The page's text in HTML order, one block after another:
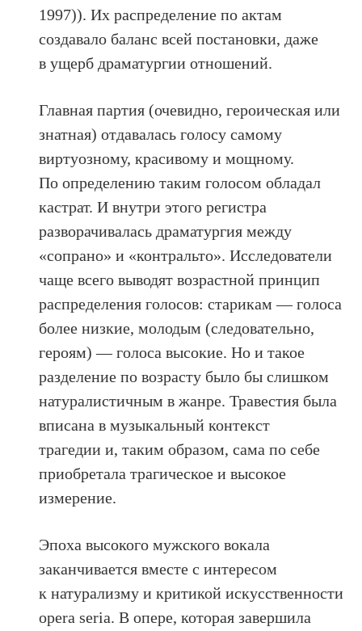
1997)). Их распределение по актам
создавало баланс всей постановки, даже
в ущерб драматургии отношений.
Главная партия (очевидно, героическая или
знатная) отдавалась голосу самому
виртуозному, красивому и мощному.
По определению таким голосом обладал
кастрат. И внутри этого регистра
разворачивалась драматургия между
«сопрано» и «контральто». Исследователи
чаще всего выводят возрастной принцип
распределения голосов: старикам — голоса
более низкие, молодым (следовательно,
героям) — голоса высокие. Но и такое
разделение по возрасту было бы слишком
натуралистичным в жанре. Травестия была
вписана в музыкальный контекст
трагедии и, таким образом, сама по себе
приобретала трагическое и высокое
измерение.
Эпоха высокого мужского вокала
заканчивается вместе с интересом
к натурализму и критикой искусственности
opera seria. В опере, которая завершила